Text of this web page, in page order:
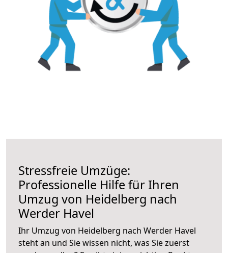
Stressfreie Umzüge:
Professionelle Hilfe für Ihren
Umzug von Heidelberg nach
Werder Havel
Ihr Umzug von Heidelberg nach Werder Havel
steht an und Sie wissen nicht, was Sie zuerst